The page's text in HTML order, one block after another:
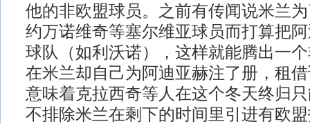
他的非欧盟球员。之前有传闻说米兰
约万诺维奇等塞尔维亚球员而打算把
球队（如利沃诺），这样就能腾出一
在米兰却自己为阿迪亚赫注了册，租
意味着克拉西奇等人在这个冬天终归
不排除米兰在剩下的时间里引进有欧